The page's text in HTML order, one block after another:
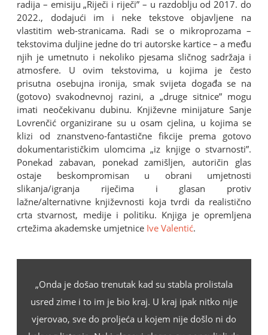
radija – emisiju „Riječi i riječi” – u razdoblju od 2017. do
2022., dodajući im i neke tekstove objavljene na
vlastitim web-stranicama. Radi se o mikroprozama –
tekstovima duljine jedne do tri autorske kartice – a među
njih je umetnuto i nekoliko pjesama sličnog sadržaja i
atmosfere. U ovim tekstovima, u kojima je često
prisutna osebujna ironija, smak svijeta događa se na
(gotovo) svakodnevnoj razini, a „druge sitnice” mogu
imati neočekivanu dubinu. Književne minijature Sanje
Lovrenčić organizirane su u osam cjelina, u kojima se
klizi od znanstveno-fantastične fikcije prema gotovo
dokumentarističkim ulomcima „iz knjige o stvarnosti”.
Ponekad zabavan, ponekad zamišljen, autoričin glas
ostaje beskompromisan u obrani umjetnosti
slikanja/igranja riječima i glasan protiv
lažne/alternativne književnosti koja tvrdi da realistično
crta stvarnost, medije i politiku. Knjiga je opremljena
crtežima akademske umjetnice Ive Valentić.
„Onda je došao trenutak kad su stabla prolistala
usred zime i to im je bio kraj. U kraj ipak nitko nije
vjerovao, sve do proljeća u kojem nije došlo ni do